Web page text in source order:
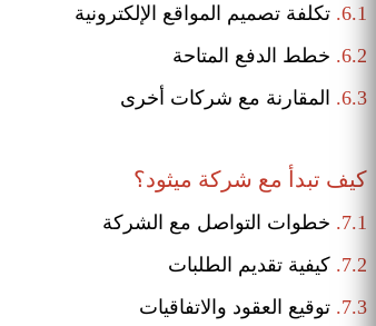
6.1. تكلفة تصميم المواقع الإلكترونية
6.2. خطط الدفع المتاحة
6.3. المقارنة مع شركات أخرى
كيف تبدأ مع شركة ميثود؟
7.1. خطوات التواصل مع الشركة
7.2. كيفية تقديم الطلبات
7.3. توقيع العقود والاتفاقيات